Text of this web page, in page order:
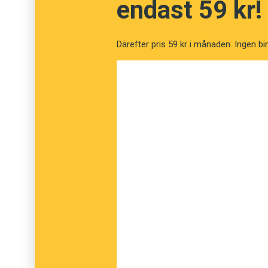
Påskynda
Diskriminera
endast 59 kr!
Därefter pris 59 kr i månaden. Ingen